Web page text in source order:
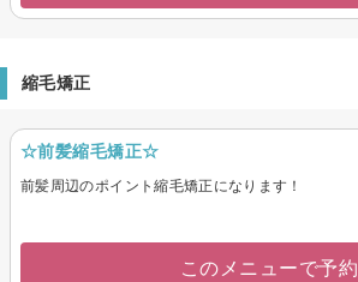
縮毛矯正
☆前髪縮毛矯正☆
前髪周辺のポイント縮毛矯正になります！
このメニューで予約